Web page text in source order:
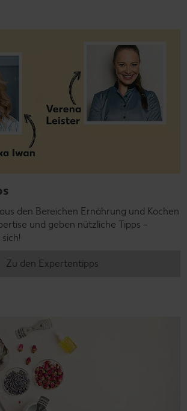
den Bereichen Ernährung und Kochen
und geben nützliche Tipps –
Zu den Expertentipps